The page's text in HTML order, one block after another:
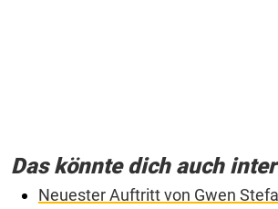
Das könnte dich auch
Neuester Auftritt von Gwen